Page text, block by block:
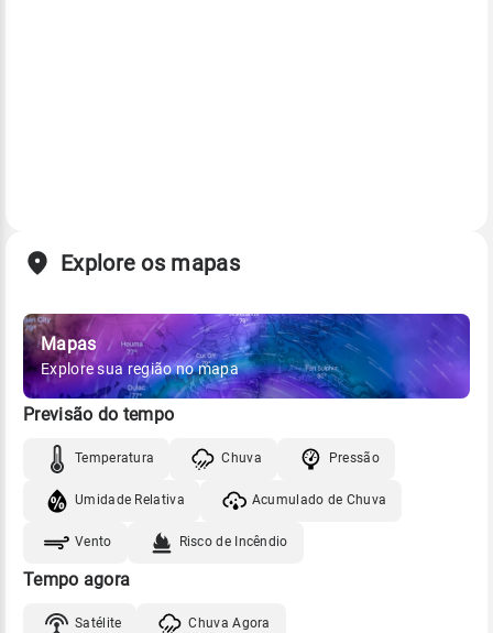
Explore os mapas
Mapas
Explore sua região no mapa
Previsão do tempo
Temperatura Chuva Pressão
Umidade Relativa Acumulado de Chuva
Vento Risco de Incêndio
Tempo agora
Satélite Chuva Agora